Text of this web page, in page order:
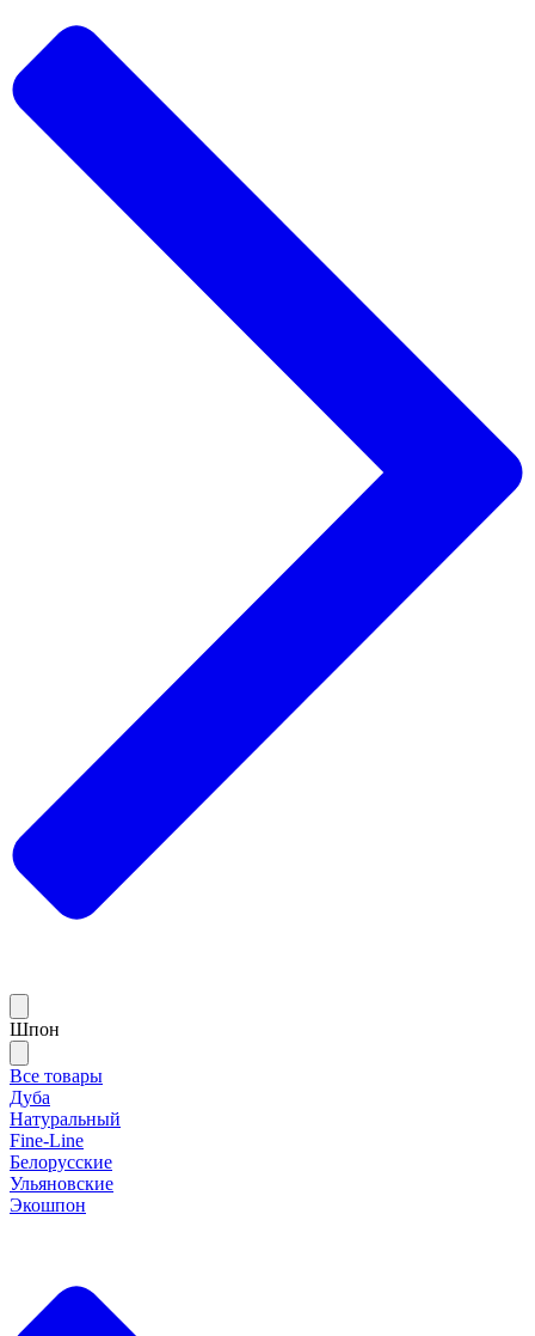
Шпон
Все товары
Дуба
Натуральный
Fine-Line
Белорусские
Ульяновские
Экошпон